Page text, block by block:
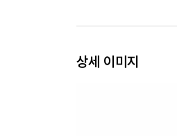
상세 이미지